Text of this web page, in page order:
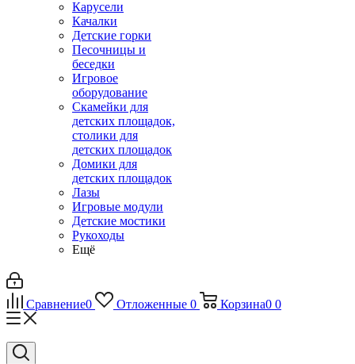
Карусели
Качалки
Детские горки
Песочницы и
беседки
Игровое
оборудование
Скамейки для
детских площадок,
столики для
детских площадок
Домики для
детских площадок
Лазы
Игровые модули
Детские мостики
Рукоходы
Ещё
Сравнение0 Отложенные 0 Корзина0 0